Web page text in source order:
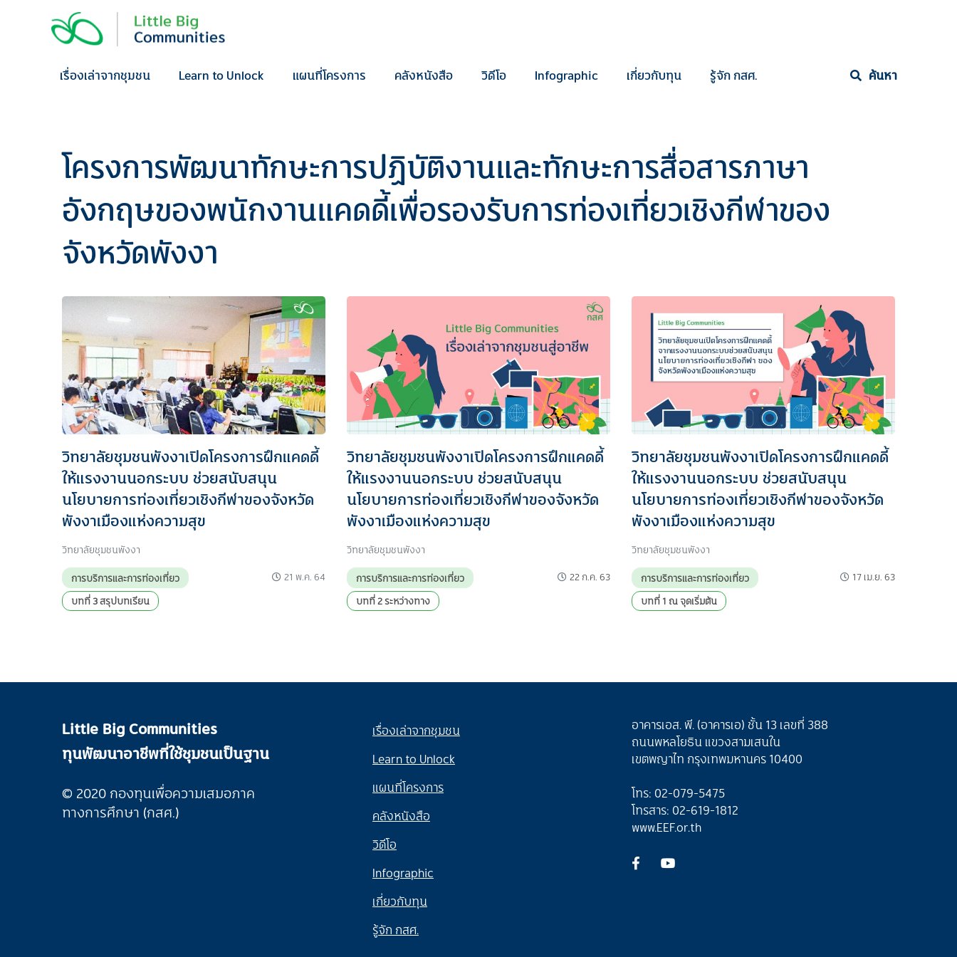
เรื่องเล่าจากชุมชน
Learn to Unlock แผนที่โครงการ คลังหนังสือ วิดีโอ Infographic เกี่ยวกับทุน รู้จัก กสศ. ค้นหา
โครงการพัฒนาทักษะการปฏิบัติงานและทักษะการสื่อสารภาษา
อังกฤษของพนักงานแคดดี้เพื่อรองรับการท่องเที่ยวเชิงกีฬาของ
จังหวัดพังงา
วิทยาลัยชุมชนพังงาเปิดโครงการฝึกแคดดี้
ให้แรงงานนอกระบบ ช่วยสนับสนุน
นโยบายการท่องเที่ยวเชิงกีฬาของจังหวัด
พังงาเมืองแห่งความสุข
วิทยาลัยชุมชนพังงา
การบริการและการท่องเที่ยว
บทที่ 3 สรุปบทเรียน
21 พ.ค. 64
วิทยาลัยชุมชนพังงาเปิดโครงการฝึกแคดดี้
ให้แรงงานนอกระบบ ช่วยสนับสนุน
นโยบายการท่องเที่ยวเชิงกีฬาของจังหวัด
พังงาเมืองแห่งความสุข
วิทยาลัยชุมชนพังงา
การบริการและการท่องเที่ยว
บทที่ 2 ระหว่างทาง
22 ก.ค. 63
วิทยาลัยชุมชนพังงาเปิดโครงการฝึกแคดดี้
ให้แรงงานนอกระบบ ช่วยสนับสนุน
นโยบายการท่องเที่ยวเชิงกีฬาของจังหวัด
พังงาเมืองแห่งความสุข
วิทยาลัยชุมชนพังงา
การบริการและการท่องเที่ยว
บทที่ 1 ณ จุดเริ่มต้น
17 เม.ย. 63
Little Big Communities
ทุนพัฒนาอาชีพที่ใช้ชุมชนเป็นฐาน
© 2020 กองทุนเพื่อความเสมอภาค
ทางการศึกษา (กสศ.)
เรื่องเล่าจากชุมชน
Learn to Unlock
แผนที่โครงการ
คลังหนังสือ
วิดีโอ
Infographic
เกี่ยวกับทุน
รู้จัก กสศ.
อาคารเอส. พี. (อาคารเอ) ชั้น 13 เลขที่ 388
ถนนพหลโยธิน แขวงสามเสนใน
เขตพญาไท กรุงเทพมหานคร 10400
โทร: 02-079-5475
โทรสาร: 02-619-1812
www.EEF.or.th